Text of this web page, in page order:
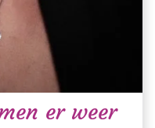
er weer